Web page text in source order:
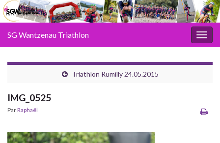
SG Wantzenau Triathlon
Triathlon Rumilly 24.05.2015
IMG_0525
ParRaphaël